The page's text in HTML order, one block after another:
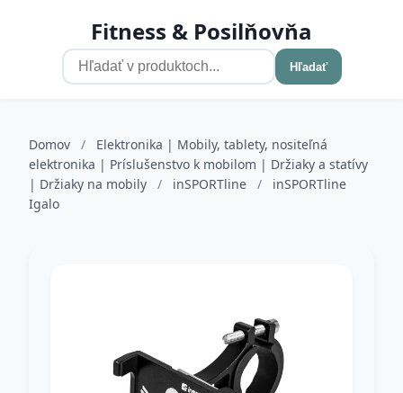
Fitness & Posilňovňa
Hľadať
Domov /
Elektronika | Mobily, tablety, nositeľná
elektronika | Príslušenstvo k mobilom | Držiaky a statívy
| Držiaky na mobily
/ inSPORTline /
inSPORTline
Igalo